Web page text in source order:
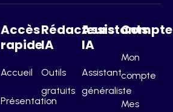
Accès
rapide
Accueil
Présentation
Rédacteurs
IA
Outils
gratuits
Assistants
IA
Assistant
généraliste
Compte
Mon
compte
Mes